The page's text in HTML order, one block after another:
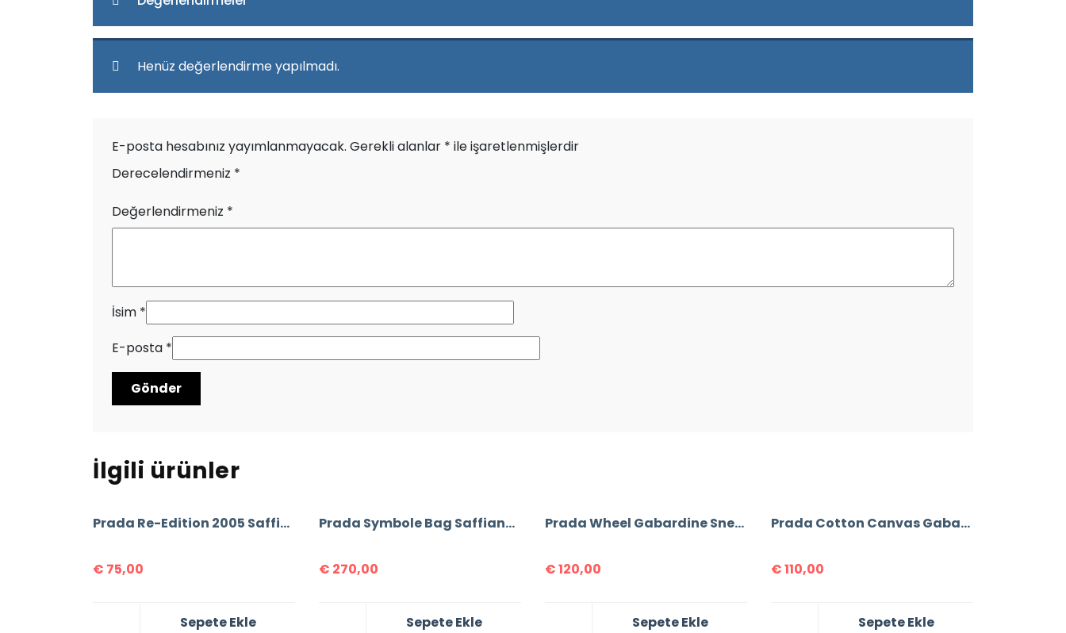
Henüz değerlendirme yapılmadı.
E-posta hesabınız yayımlanmayacak. Gerekli alanlar * ile işaretlenmişlerdir
Derecelendirmeniz *
Değerlendirmeniz *
İsim *
E-posta *
İlgili ürünler
Prada Re-Edition 2005 Saffiano Leather Bag
€ 75,00
Sepete Ekle
Prada Symbole Bag Saffiano Leather
€ 270,00
Sepete Ekle
Prada Wheel Gabardine Sneakers
€120,00
Sepete Ekle
Prada Cotton Canvas Gabardine Sneakers
€110,00
Sepete Ekle